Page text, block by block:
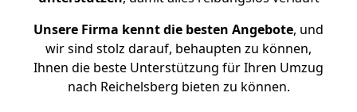
Unsere Firma kennt die besten Angebote, und
wir sind stolz darauf, behaupten zu können,
Ihnen die beste Unterstützung für Ihren Umzug
nach Reichelsberg bieten zu können.